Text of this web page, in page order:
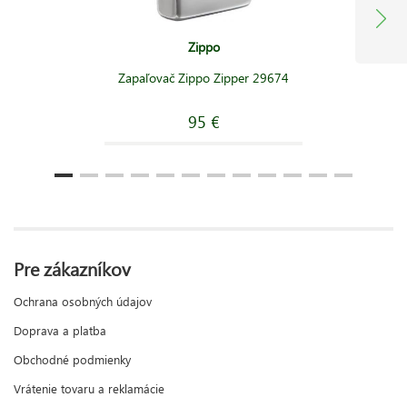
Zippo
Zapaľovač Zippo Zipper 29674
95 €
Pre zákazníkov
Ochrana osobných údajov
Doprava a platba
Obchodné podmienky
Vrátenie tovaru a reklamácie